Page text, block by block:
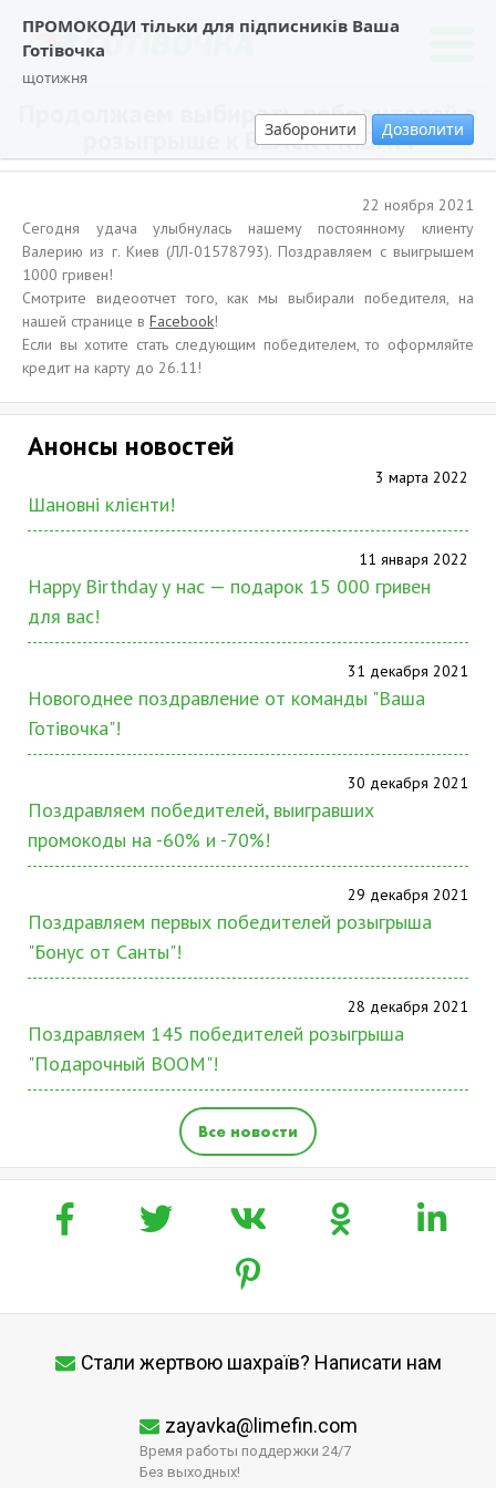
ПРОМОКОДИ тільки для підписників Ваша
Готівочка
щотижня
Заборонити Дозволити
Продолжаем выбирать победителей в
розыгрыше к BLACK FRIDAY!
22 ноября 2021
Сегодня удача улыбнулась нашему постоянному клиенту
Валерию из г. Киев (ЛЛ-01578793). Поздравляем с выигрышем
1000 гривен!
Смотрите видеоотчет того, как мы выбирали победителя, на
нашей странице в Facebook!
Если вы хотите стать следующим победителем, то оформляйте
кредит на карту до 26.11!
Анонсы новостей
3 марта 2022
Шановні клієнти!
11 января 2022
Happy Birthday у нас — подарок 15 000 гривен
для вас!
31 декабря 2021
Новогоднее поздравление от команды "Ваша
Готівочка"!
30 декабря 2021
Поздравляем победителей, выигравших
промокоды на -60% и -70%!
29 декабря 2021
Поздравляем первых победителей розыгрыша
"Бонус от Санты"!
28 декабря 2021
Поздравляем 145 победителей розыгрыша
"Подарочный BOOM"!
Все новости
Стали жертвою шахраїв? Написати нам
zayavka@limefin.com
Время работы поддержки 24/7
Без выходных!